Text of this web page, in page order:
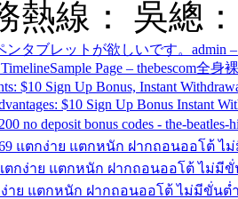
熱線： 吳總
ンタブレットが欲しいです。 admin
Sample Page – thebescom全身
$10 Sign Up Bonus, Instant
$10 Sign Up Bonus Instant
no deposit bonus codes - the-beatles-
369 แตกง่าย แตกหนัก ฝากถอนออโต้ ไ
แตกง่าย แตกหนัก ฝากถอนออโต้ ไม่มี
กง่าย แตกหนัก ฝากถอนออโต้ ไม่มีขั่นต่